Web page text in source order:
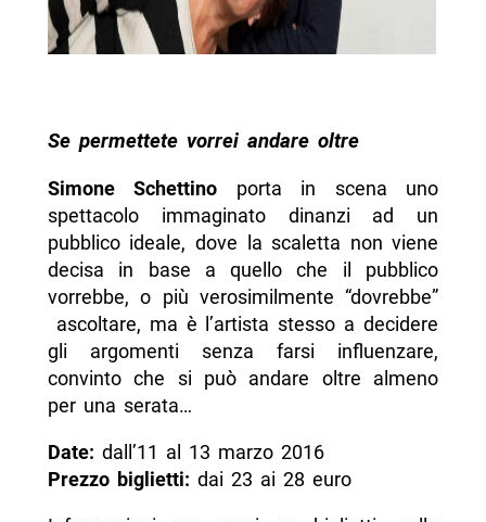
Se permettete vorrei andare oltre
Simone Schettino porta in scena uno
spettacolo immaginato dinanzi ad un
pubblico ideale, dove la scaletta non viene
decisa in base a quello che il pubblico
vorrebbe, o più verosimilmente “dovrebbe”
ascoltare, ma è l’artista stesso a decidere
gli argomenti senza farsi influenzare,
convinto che si può andare oltre almeno
per una serata…
Date: dall’11 al 13 marzo 2016
Prezzo biglietti: dai 23 ai 28 euro